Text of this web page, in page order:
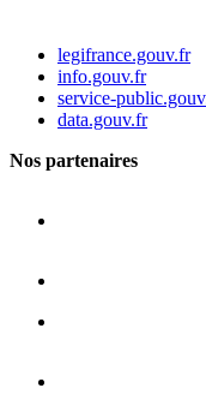
legifrance.gouv.fr
info.gouv.fr
service-
data.gouv.fr
Nos partenaires